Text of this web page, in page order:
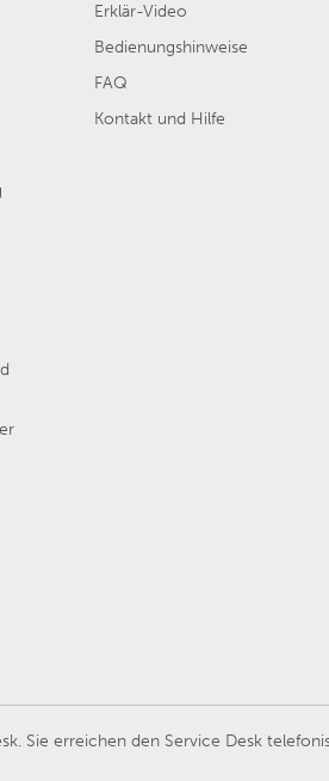
Erklär-Video
Bedienungshinweise
FAQ
Kontakt und Hilfe
Sie erreichen den Service Desk